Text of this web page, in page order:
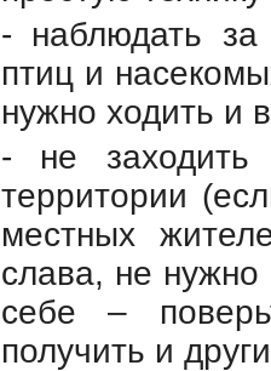
- наблюдать за
птиц и
нужно ходить и
- не заходить
территории
местных
слава, не нужно
себе –
получить и